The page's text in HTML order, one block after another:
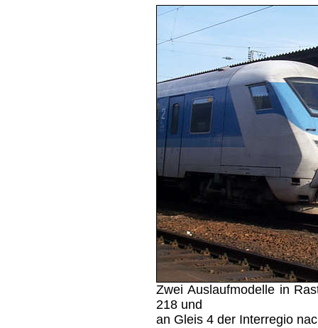
Zwei Auslaufmodelle in
218 und
an Gleis 4 der Interregio